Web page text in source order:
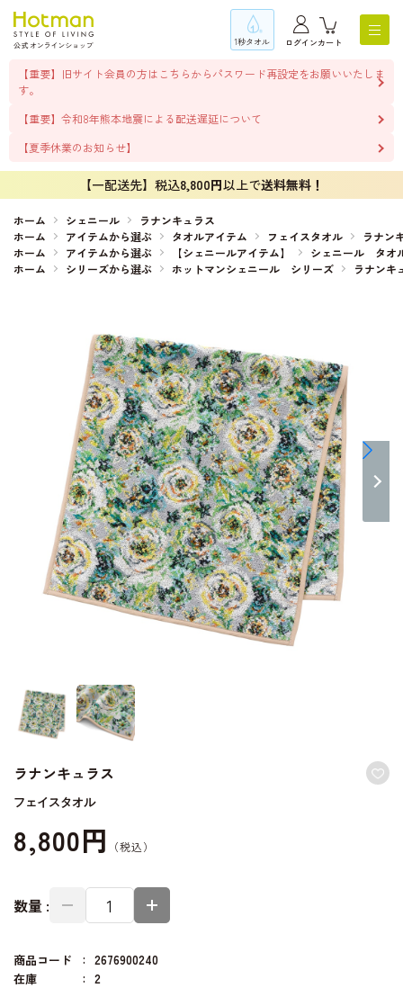
1秒タオル ログインカート
【重要】旧サイト会員の方はこちらからパスワード再設定をお願いいたしま
す。
【重要】令和8年熊本地震による配送遅延について
【夏季休業のお知らせ】
【一配送先】税込8,800円以上で送料無料！
ホーム シェニール
ラナンキュラス
ホーム
アイテムから選ぶ タオルアイテム フェイスタオル
ラナン
ホーム
アイテムから選ぶ 【シェニールアイテム】
シェニール タオ
ホーム
シリーズから選ぶ ホットマンシェニール シリーズ ラナンキ
ラナンキュラス
フェイスタオル
8,800円
数量 :
商品コード
2676900240
在庫
2